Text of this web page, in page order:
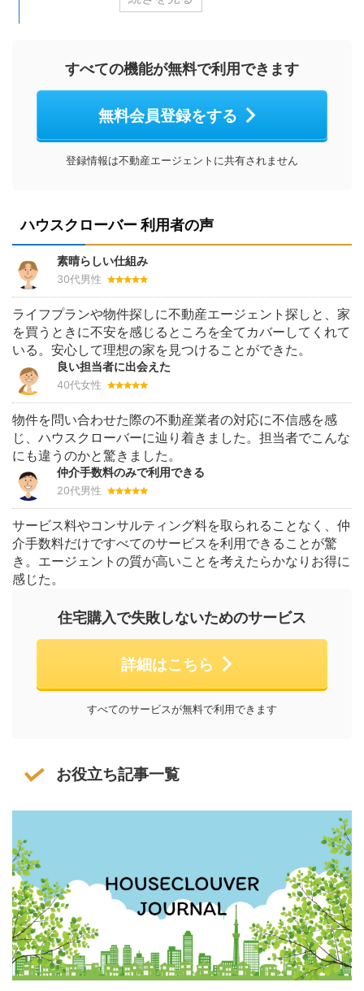
すべての機能が無料で利用できます
無料会員登録をする
登録情報は不動産エージェントに共有されません
ハウスクローバー 利用者の声
素晴らしい仕組み
30代男性
ライフプランや物件探しに不動産エージェント探しと、家
を買うときに不安を感じるところを全てカバーしてくれて
いる。安心して理想の家を見つけることができた。
良い担当者に出会えた
40代女性
物件を問い合わせた際の不動産業者の対応に不信感を感
じ、ハウスクローバーに辿り着きました。担当者でこんな
にも違うのかと驚きました。
仲介手数料のみで利用できる
20代男性
サービス料やコンサルティング料を取られることなく、仲
介手数料だけですべてのサービスを利用できることが驚
き。エージェントの質が高いことを考えたらかなりお得に
感じた。
住宅購入で失敗しないためのサービス
詳細はこちら
すべてのサービスが無料で利用できます
お役立ち記事一覧